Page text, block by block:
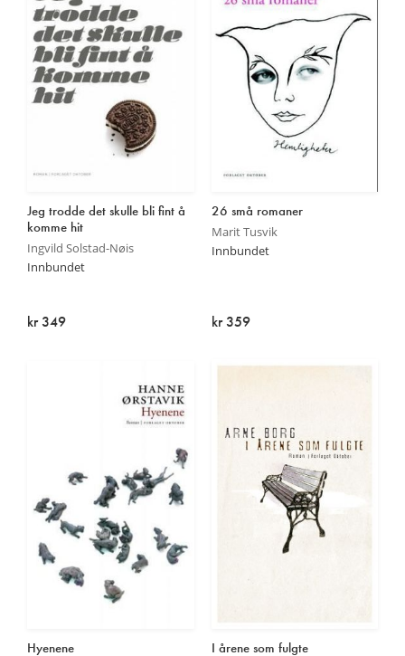
Jeg trodde det skulle bli fint å
komme hit
Ingvild Solstad-Nøis
Innbundet
kr 349
26 små romaner
Marit Tusvik
Innbundet
kr 359
Hyenene I årene som fulgte